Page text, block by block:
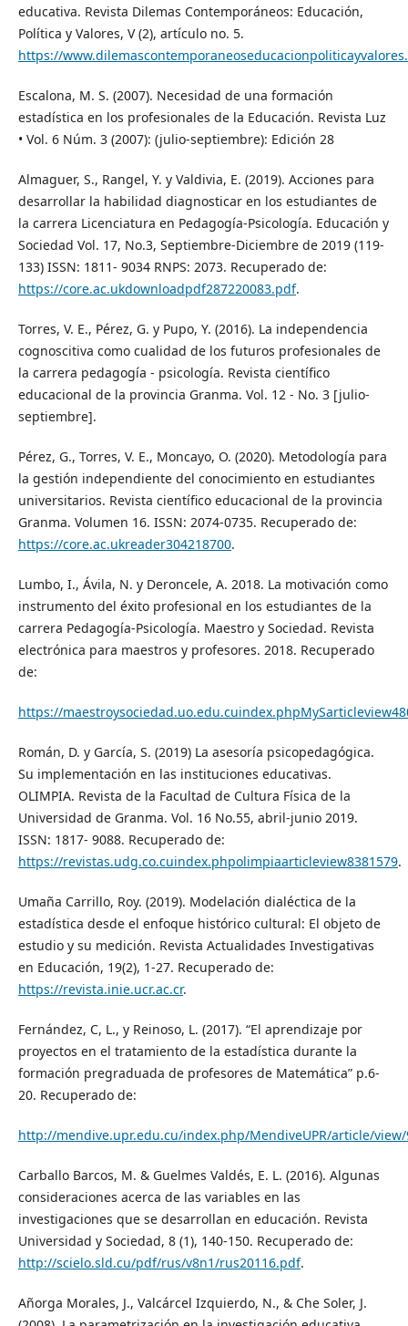
educativa. Revista Dilemas Contemporáneos: Educación,
Política y Valores, V (2), artículo no. 5.
https://
Escalona, M. S. (2007). Necesidad de una formación
estadística en los profesionales de la Educación. Revista Luz
• Vol. 6 Núm. 3 (2007): (julio-septiembre): Edición 28
Almaguer, S., Rangel, Y. y Valdivia, E. (2019). Acciones para
desarrollar la habilidad diagnosticar en los estudiantes de
la carrera Licenciatura en Pedagogía-Psicología. Educación y
Sociedad Vol. 17, No.3, Septiembre-Diciembre de 2019 (119-
133) ISSN: 1811- 9034 RNPS: 2073. Recuperado de:
https://core.ac.ukdownloadpdf287220083.pdf.
Torres, V. E., Pérez, G. y Pupo, Y. (2016). La independencia
cognoscitiva como cualidad de los futuros profesionales de
la carrera pedagogía - psicología. Revista científico
educacional de la provincia Granma. Vol. 12 - No. 3 [julio-
septiembre].
Pérez, G., Torres, V. E., Moncayo, O. (2020). Metodología para
la gestión independiente del conocimiento en estudiantes
universitarios. Revista científico educacional de la provincia
Granma. Volumen 16. ISSN: 2074-0735. Recuperado de:
https://core.ac.ukreader304218700.
Lumbo, I., Ávila, N. y Deroncele, A. 2018. La motivación como
instrumento del éxito profesional en los estudiantes de la
carrera Pedagogía-Psicología. Maestro y Sociedad. Revista
electrónica para maestros y profesores. 2018. Recuperado
de:
https://
Román, D. y García, S. (2019) La asesoría psicopedagógica.
Su implementación en las instituciones educativas.
OLIMPIA. Revista de la Facultad de Cultura Física de la
Universidad de Granma. Vol. 16 No.55, abril-junio 2019.
ISSN: 1817- 9088. Recuperado de:
https://revistas.udg.co.cuindex.phpolimpiaarticleview8381579.
Umaña Carrillo, Roy. (2019). Modelación dialéctica de la
estadística desde el enfoque histórico cultural: El objeto de
estudio y su medición. Revista Actualidades Investigativas
en Educación, 19(2), 1-27. Recuperado de:
https://revista.inie.ucr.ac.cr.
Fernández, C, L., y Reinoso, L. (2017). “El aprendizaje por
proyectos en el tratamiento de la estadística durante la
formación pregraduada de profesores de Matemática” p.6-
20. Recuperado de:
http://mendive.upr.edu.cu/index.php/MendiveUPR/article/view/
Carballo Barcos, M. & Guelmes Valdés, E. L. (2016). Algunas
consideraciones acerca de las variables en las
investigaciones que se desarrollan en educación. Revista
Universidad y Sociedad, 8 (1), 140-150. Recuperado de:
http://scielo.sld.cu/pdf/rus/v8n1/rus20116.pdf.
Añorga Morales, J., Valcárcel Izquierdo, N., & Che Soler, J.